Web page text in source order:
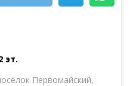
эт.
Первомайский,